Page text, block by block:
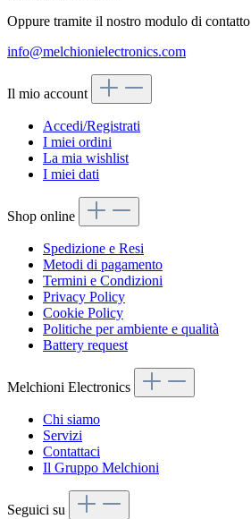
Oppure tramite il nostro modulo di contatto
info@melchionielectronics.com
Il mio account
Accedi/Registrati
I miei ordini
La mia wishlist
I miei dati
Shop online
Spedizione e Resi
Metodi di pagamento
Termini e Condizioni
Privacy Policy
Cookie Policy
Politiche per ambiente e qualità
Battery request
Melchioni Electronics
Chi siamo
Servizi
Contattaci
Il Gruppo Melchioni
Seguici su